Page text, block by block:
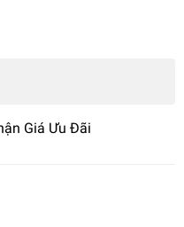
Giá Ưu Đãi